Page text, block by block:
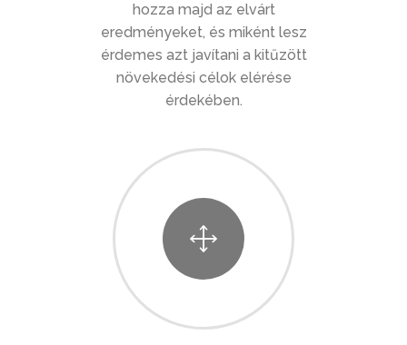
hozza majd az elvárt
eredményeket, és miként lesz
érdemes azt javítani a kitűzött
növekedési célok elérése
érdekében.